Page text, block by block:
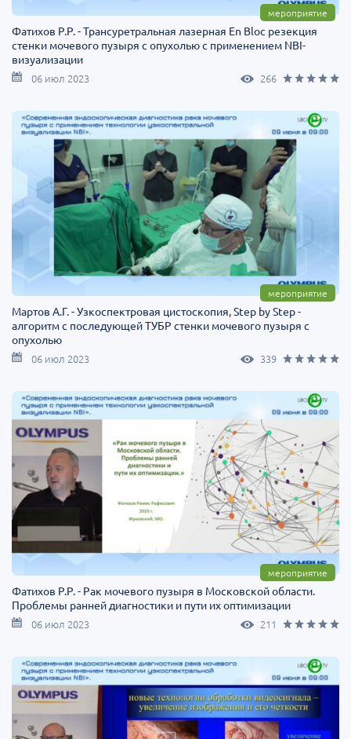
мероприятие
Фатихов Р.Р. - Трансуретральная лазерная En Bloc резекция
стенки мочевого пузыря с опухолью с применением NBI-
визуализации
06 июл 2023 266
мероприятие
Мартов А.Г. - Узкоспектровая цистоскопия, Step by Step -
алгоритм с последующей ТУБР стенки мочевого пузыря с
опухолью
06 июл 2023 339
мероприятие
Фатихов Р.Р. - Рак мочевого пузыря в Московской области.
Проблемы ранней диагностики и пути их оптимизации
06 июл 2023 211